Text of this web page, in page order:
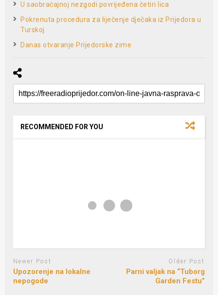
U saobraćajnoj nezgodi povrijeđena četiri lica
Pokrenuta procedura za liječenje dječaka iz Prijedora u
Turskoj
Danas otvaranje Prijedorske zime
RECOMMENDED FOR YOU
Newer Post
Upozorenje na lokalne
nepogode
Older Post
Parni valjak na “Tuborg
Garden Festu”